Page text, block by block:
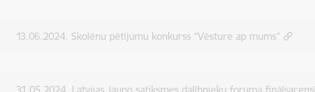
13.06.2024. Skolēnu pētījumu konkurss “Vēsture ap mums”
31.05.2024. Latvijas Jauno satiksmes dalībnieku foruma